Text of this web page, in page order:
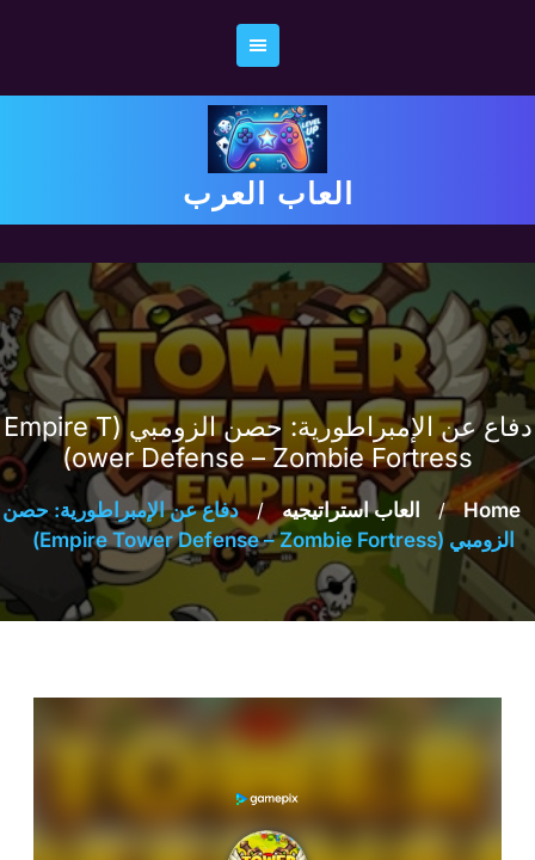
العاب العرب
دفاع عن الإمبراطورية: حصن الزومبي (Empire T
ower Defense – Zombie Fortress)
Home
/ العاب استراتيجيه / دفاع عن الإمبراطورية: حصن
الزومبي (Empire Tower Defense – Zombie Fortress)